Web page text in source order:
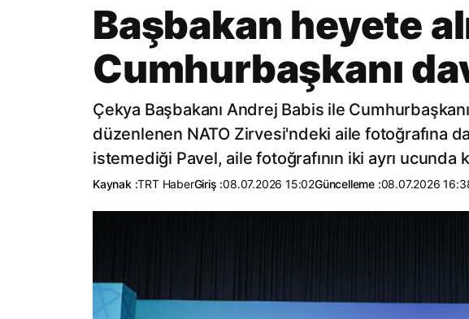
Başbakan heyete
Cumhurbaşkanı
Çekya Başbakanı Andrej Babis ile
düzenlenen NATO Zirvesi'ndeki aile fotoğrafına
istemediği Pavel, aile fotoğrafının iki ayrı ucunda
Kaynak :TRT HaberGiriş :08.07.2026 15:02Güncelleme :08.07.2026